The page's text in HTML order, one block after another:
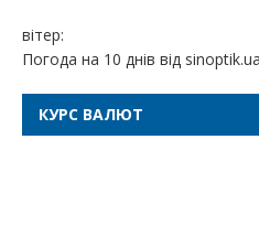
вітер:
Погода на 10 днів від sinoptik.ua
КУРС ВАЛЮТ